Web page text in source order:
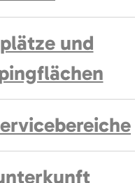
und